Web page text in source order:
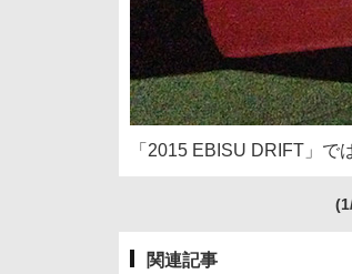
「2015 EBISU DRIFT」
関連記事